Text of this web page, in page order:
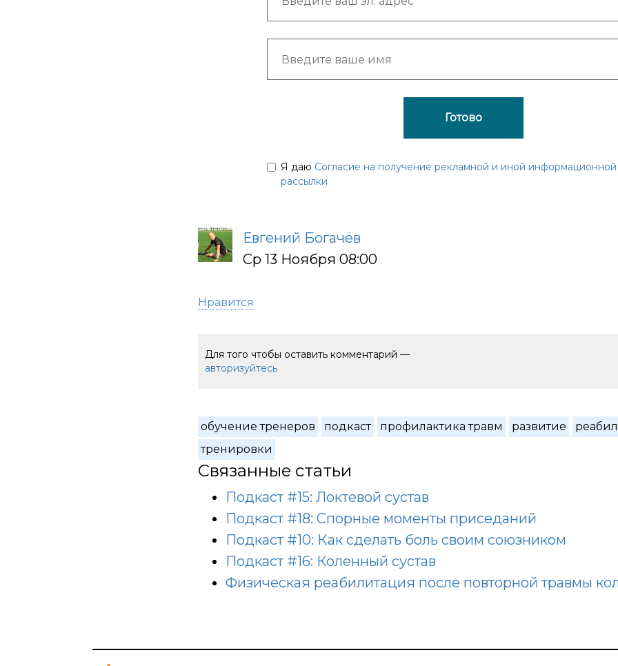
Готово
Я даю Согласие на получение рекламной и иной информационной
рассылки
Евгений Богачёв
Ср 13 Ноября 08:00
Нравится
Для того чтобы оставить комментарий —
авторизуйтесь
обучение тренеров подкаст профилактика травм развитие
тренировки
Связанные статьи
Подкаст #15: Локтевой сустав
Подкаст #18: Спорные моменты приседаний
Подкаст #10: Как сделать боль своим союзником
Подкаст #16: Коленный сустав
Физическая реабилитация после повторной травмы